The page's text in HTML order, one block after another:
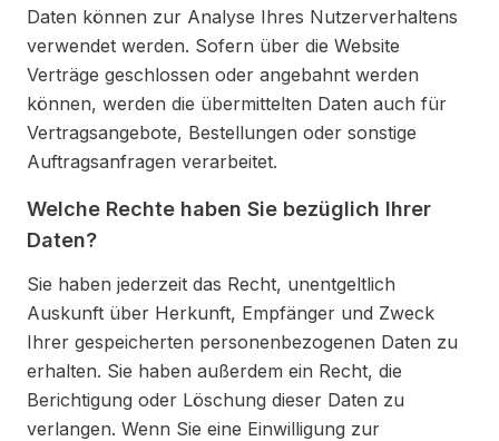
Daten können zur Analyse Ihres Nutzerverhaltens
verwendet werden. Sofern über die Website
Verträge geschlossen oder angebahnt werden
können, werden die übermittelten Daten auch für
Vertragsangebote, Bestellungen oder sonstige
Auftragsanfragen verarbeitet.
Welche Rechte haben Sie bezüglich Ihrer
Daten?
Sie haben jederzeit das Recht, unentgeltlich
Auskunft über Herkunft, Empfänger und Zweck
Ihrer gespeicherten personenbezogenen Daten zu
erhalten. Sie haben außerdem ein Recht, die
Berichtigung oder Löschung dieser Daten zu
verlangen. Wenn Sie eine Einwilligung zur